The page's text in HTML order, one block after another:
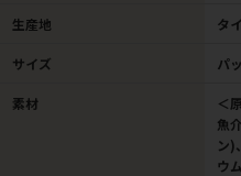
生産地 タイ
サイズ パ
素材
＜
魚
ン)
ウ